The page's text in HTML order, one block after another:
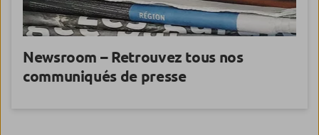
Newsroom – Retrouvez tous nos
communiqués de presse